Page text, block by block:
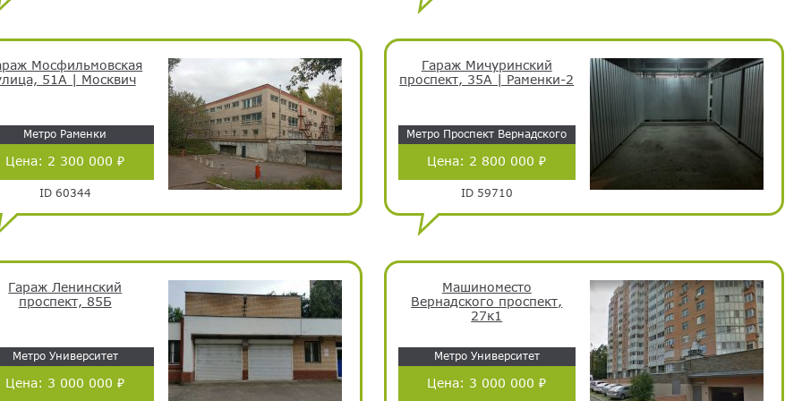
Мосфильмовская
51А | Москвич
Метро Раменки
Цена: 2 300 000 ₽
ID 60344
Гараж Мичуринский
проспект, 35А | Раменки-2
Метро Проспект Вернадского
Цена: 2 800 000 ₽
ID 59710
Гараж Ленинский
проспект, 85Б
Метро Университет
Цена: 3 000 000 ₽
Машиноместо
Вернадского проспект,
27к1
Метро Университет
Цена: 3 000 000 ₽